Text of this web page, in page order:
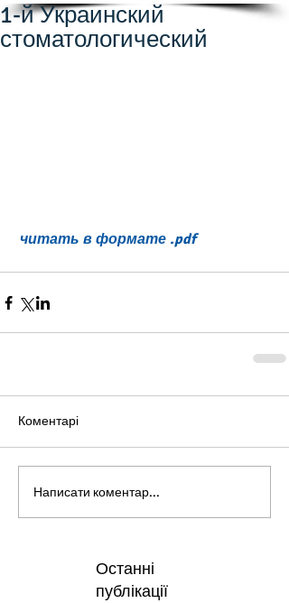
1-й Украинский
стоматологический
читать в формате .pdf
Коментарі
Написати коментар...
Останні
публікації